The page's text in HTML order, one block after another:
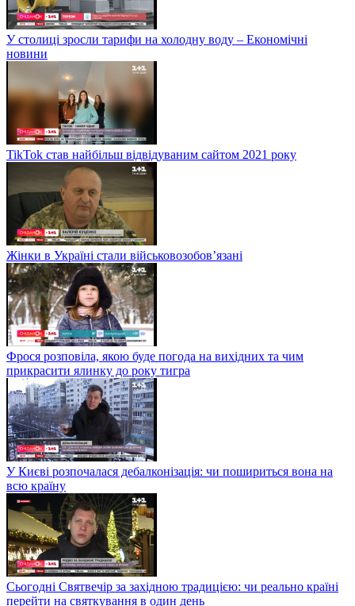
У столиці зросли тарифи на холодну воду – Економічні
новини
TikTok став найбільш відвідуваним сайтом 2021 року
Жінки в Україні стали військовозобов’язані
Фрося розповіла, якою буде погода на вихідних та чим
прикрасити ялинку до року тигра
У Києві розпочалася дебалконізація: чи пошириться вона на
всю країну
Сьогодні Святвечір за західною традицією: чи реально країні
перейти на святкування в один день